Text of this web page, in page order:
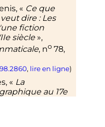
« Ce que
veut dire : Les
fiction
siècle »,
, no 78,
, lire en ligne)
« La
au 17e